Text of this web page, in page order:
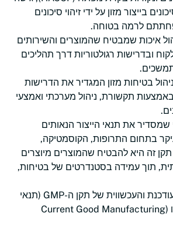
בייצור מזון על ידי זיהוי סיכונים
לרמה בטוחה.
איכות שמבטיח שהמוצרים והשירותים
ובדרישות רגולטוריות דרך תהליכים
בטיחות מזון המגדיר את הדרישות
באמצעות תקשורת, ניהול מערכתי ואמצעי
שמסדיר את תנאי הייצור הנאותים
בתחום התרופות, הקוסמטיקה,
זה היא להבטיח שהמוצרים מיוצרים
תוך עמידה בסטנדרטים של בטיחות,
הגרסה המעודכנת והעכשווית של תקן ה-GMP (תנאי
ייצור נאותים) פירושו (Current Good Manufacturing